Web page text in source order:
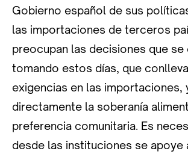
Gobierno español de sus
las importaciones de terceros
preocupan las decisiones que se
tomando estos días, que
exigencias en las importaciones,
directamente la soberanía
preferencia comunitaria. Es
desde las instituciones se apoye